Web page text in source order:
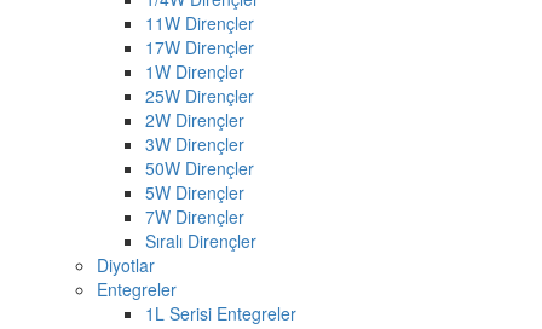
11W Dirençler
17W Dirençler
1W Dirençler
25W Dirençler
2W Dirençler
3W Dirençler
50W Dirençler
5W Dirençler
7W Dirençler
Sıralı Dirençler
Diyotlar
Entegreler
1L Serisi Entegreler